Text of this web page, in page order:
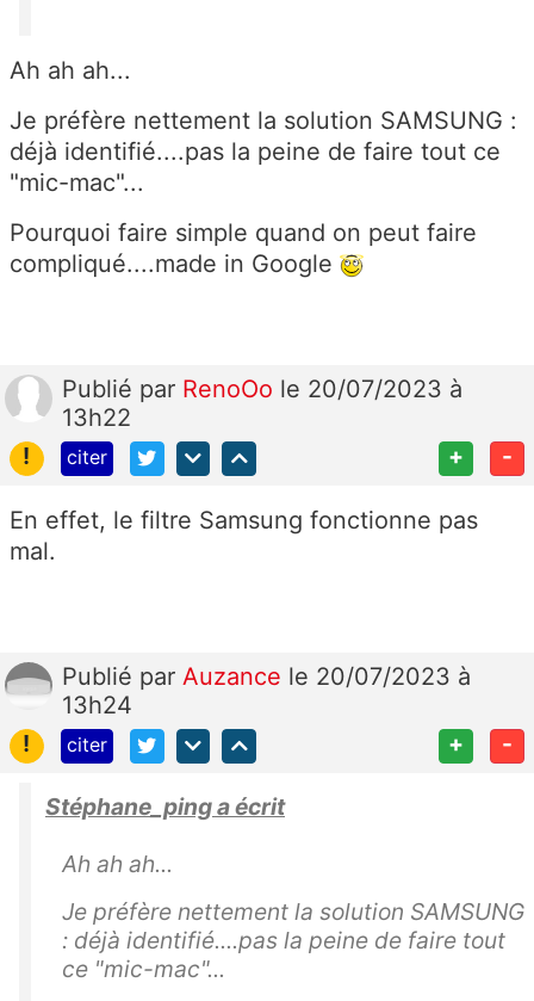
Ah ah ah...
Je préfère nettement la solution SAMSUNG :
déjà identifié....pas la peine de faire tout ce
"mic-mac"...
Pourquoi faire simple quand on peut faire
compliqué....made in Google
Publié par RenoOo le 20/07/2023 à
13h22
!
citer + -
En effet, le filtre Samsung fonctionne pas
mal.
Publié par Auzance le 20/07/2023 à
13h24
!
citer + -
Stéphane_ping a écrit
Ah ah ah...
Je préfère nettement la solution SAMSUNG
: déjà identifié....pas la peine de faire tout
ce "mic-mac"...